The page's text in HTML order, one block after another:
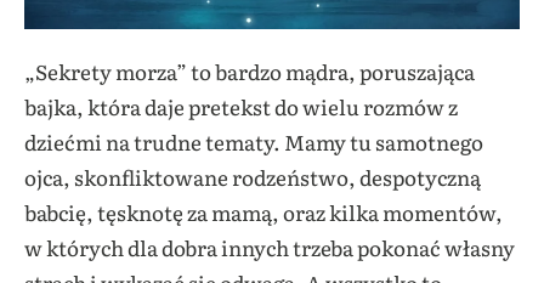
„Sekrety morza” to bardzo mądra, poruszająca
bajka, która daje pretekst do wielu rozmów z
dziećmi na trudne tematy. Mamy tu samotnego
ojca, skonfliktowane rodzeństwo, despotyczną
babcię, tęsknotę za mamą, oraz kilka momentów,
w których dla dobra innych trzeba pokonać własny